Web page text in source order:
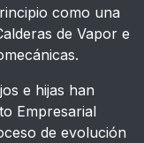
como una
de Vapor e
e hijas han
Empresarial
de evolución